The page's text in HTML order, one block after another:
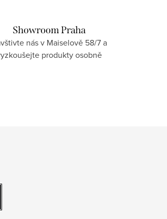
Showroom Praha
nás v Maiselově 58/7 a
produkty osobně